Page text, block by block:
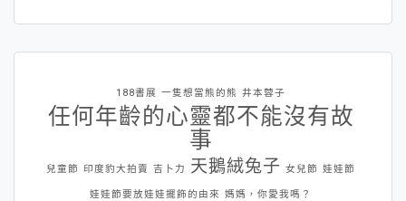
188書展 一隻想當熊的熊 井本蓉子
任何年齡的心靈都不能沒有故
事
兒童節 印度豹大拍賣 吉卜力 天鵝絨兔子 女兒節 娃娃節
娃娃節要放娃娃擺飾的由來 媽媽，你愛我嗎？